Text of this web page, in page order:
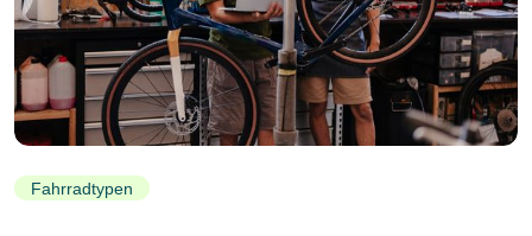
Fahrradtypen